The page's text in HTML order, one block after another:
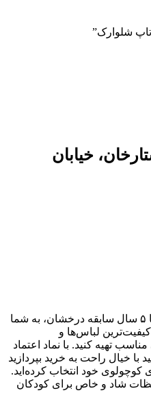
شلوارک”
خیابان
فروشگاه اینترنتی نی نی مو کیدز با ۵ سال سابقه درخشان، به شما
لباس‌ها و
تهیه کنید. با نماد اعتماد
با خیال راحت به خرید بپردازید
کوچولوی خود انتخاب کرده‌اید.
شاد و خاص برای کودکان